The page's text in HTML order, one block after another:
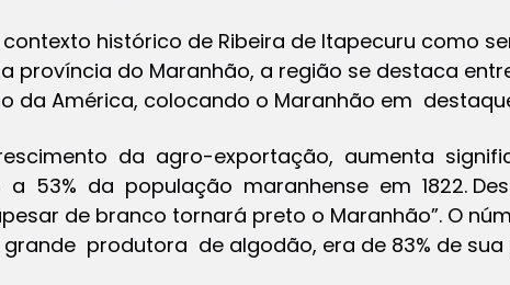
histórico de Ribeira de Itapecuru como
província do Maranhão, a região se destaca
da América, colocando o Maranhão em
da agro-exportação, aumenta
a 53% da população maranhense em 1822.
de branco tornará preto o Maranhão”. O
grande produtora de algodão, era de 83% de